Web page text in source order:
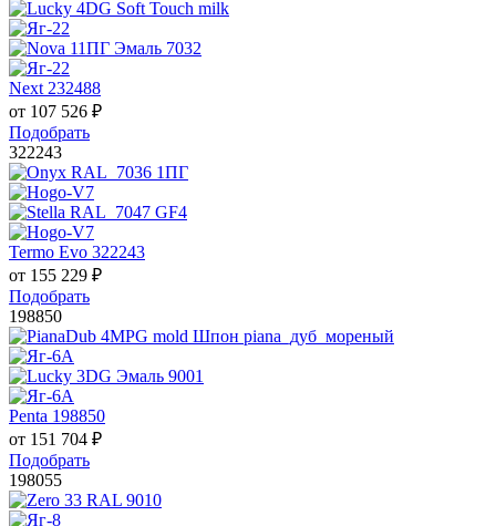
Next 232488
от 107 526 ₽
Подобрать
322243
Termo Evo 322243
от 155 229 ₽
Подобрать
198850
Penta 198850
от 151 704 ₽
Подобрать
198055